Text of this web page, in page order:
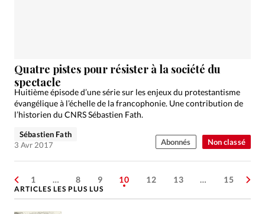
Non classé
Quatre pistes pour résister à la société du
spectacle
Huitième épisode d’une série sur les enjeux du protestantisme
évangélique à l’échelle de la francophonie. Une contribution de
l’historien du CNRS Sébastien Fath.
Sébastien Fath
3 Avr 2017
Abonnés
1 … 8 9 10 12 13 … 15
ARTICLES LES PLUS LUS